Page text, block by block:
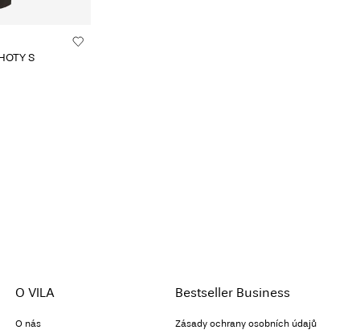
S
O VILA
O nás
Bestseller Business
Zásady ochrany osobních údajů